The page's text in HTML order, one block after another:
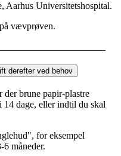
Universitetshospital.
vævprøven.
derefter ved behov
der brune papir-plastre
14 dage, eller indtil du skal
for eksempel
6 måneder.